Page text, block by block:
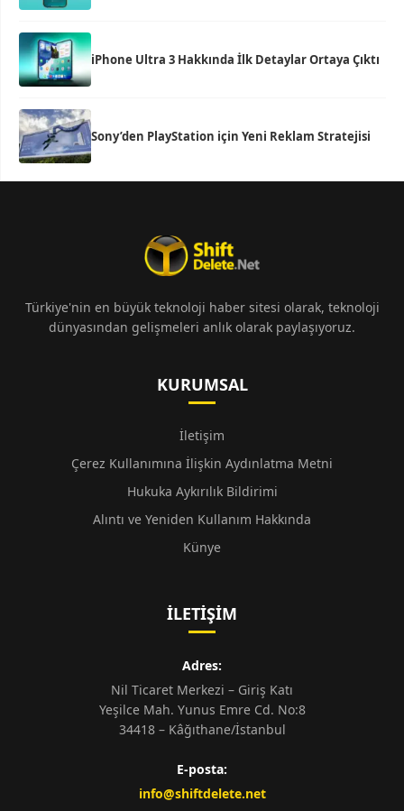
iPhone Ultra 3 Hakkında İlk Detaylar Ortaya Çıktı
Sony’den PlayStation için Yeni Reklam Stratejisi
Türkiye'nin en büyük teknoloji haber sitesi olarak, teknoloji
dünyasından gelişmeleri anlık olarak paylaşıyoruz.
KURUMSAL
İletişim
Çerez Kullanımına İlişkin Aydınlatma Metni
Hukuka Aykırılık Bildirimi
Alıntı ve Yeniden Kullanım Hakkında
Künye
İLETIŞIM
Adres:
Nil Ticaret Merkezi – Giriş Katı
Yeşilce Mah. Yunus Emre Cd. No:8
34418 – Kâğıthane/İstanbul
E-posta:
info@shiftdelete.net